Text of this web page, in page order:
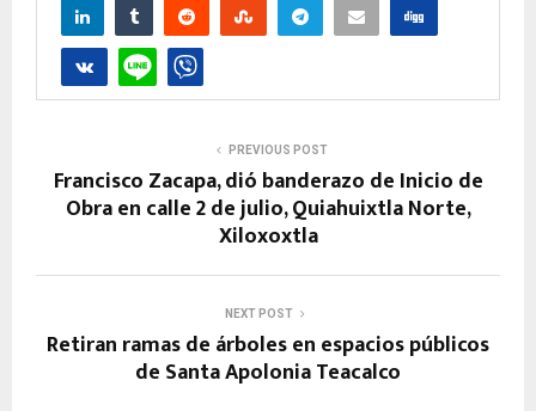
PREVIOUS POST
Francisco Zacapa, dió banderazo de Inicio de
Obra en calle 2 de julio, Quiahuixtla Norte,
Xiloxoxtla
NEXT POST
Retiran ramas de árboles en espacios públicos
de Santa Apolonia Teacalco